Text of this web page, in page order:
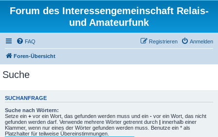
Forum des Interessengemeinschaft Relais-
und Amateurfunk
FAQ Anmelden
Registrieren
Foren-Übersicht
Suche
SUCHANFRAGE
Suche nach Wörtern:
Setze ein + vor ein Wort, das gefunden werden muss und ein - vor ein Wort, das nicht
gefunden werden darf. Verwende mehrere Wörter getrennt durch | innerhalb einer
Klammer, wenn nur eines der Wörter gefunden werden muss. Benutze ein * als
Platzhalter für teilweise Übereinstimmungen.